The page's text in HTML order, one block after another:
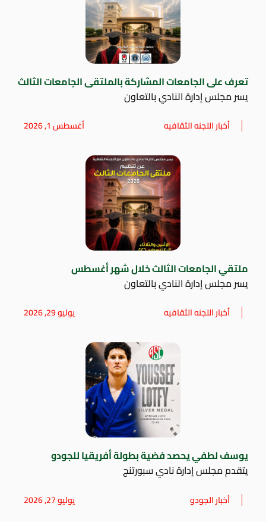
تعرف على الجامعات المشاركة بالملتقى الجامعات الثالث
يسر مجلس إدارة النادي بالتعاون
أخبار اللجنه الثقافيه أغسطس 1, 2026
ملتقي الجامعات الثالث خلال شهر أغسطس
يسر مجلس إدارة النادي بالتعاون
أخبار اللجنه الثقافيه يوليو 29, 2026
يوسف لطفي يحصد فضية بطولة أفريقيا للجودو
يتقدم مجلس إدارة نادي سبورتنج
أخبار الجودو يوليو 27, 2026